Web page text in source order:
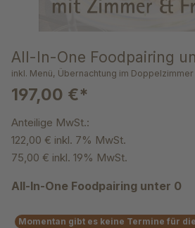
All-In-One Foodpairing
inkl. Menü, Übernachtung im
197,00 €*
Anteilige MwSt.:
122,00 € inkl. 7% MwSt.
75,00 € inkl. 19% MwSt.
All-In-One Foodpairing unter 0
Momentan gibt es keine Termine für